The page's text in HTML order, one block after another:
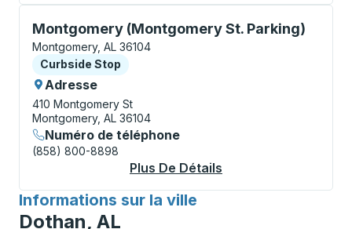
Montgomery (Montgomery St. Parking)
Curbside Stop, utilisez les touches fléchées ou la
Montgomery, AL 36104
Curbside Stop
Curbside Stop
Adresse
410 Montgomery St
Montgomery, AL 36104
Numéro de téléphone
(858) 800-8898
Plus De Détails
Informations sur la ville
pour
Dothan, AL